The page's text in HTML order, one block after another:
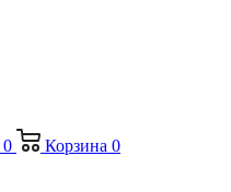
0 Корзина 0